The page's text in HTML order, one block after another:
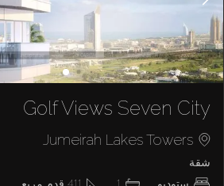
Golf Views Seven City
Jumeirah Lakes Towers
شقة